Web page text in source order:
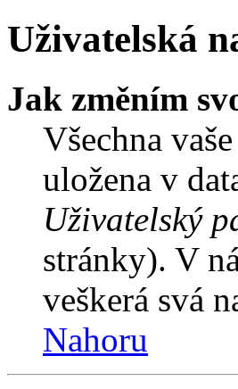
Uživatelská
Jak změním
Všechna
uložena v
Uživatelský
stránky). V
veškerá svá
Nahoru